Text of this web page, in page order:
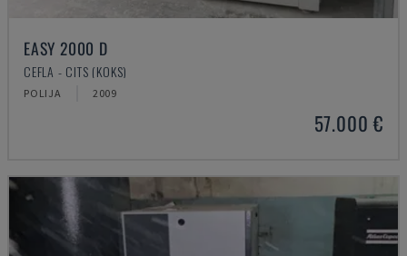
EASY 2000 D
CEFLA - CITS (KOKS)
POLIJA 2009
57.000 €